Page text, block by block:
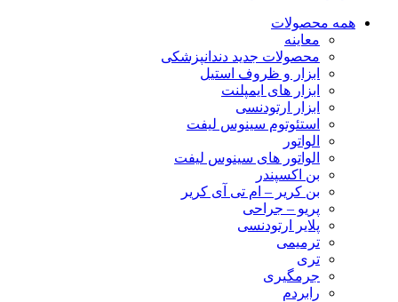
همه محصولات
معاینه
محصولات جدید دندانپزشکی
ابزار و ظروف استیل
ابزار های ایمپلنت
ابزار ارتودنسی
استئوتوم سینوس لیفت
الواتور
الواتور های سینوس لیفت
بن اکسپندر
بن کریر – ام تی آی کریر
پریو – جراحی
پلایر ارتودنسی
ترمیمی
تری
جرمگیری
رابردم